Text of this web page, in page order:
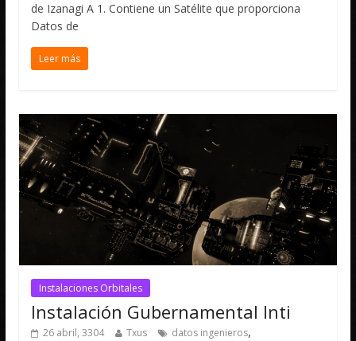
de Izanagi A 1. Contiene un Satélite que proporciona
Datos de
Leer más
Instalaciones Orbitales
Instalación Gubernamental Inti
26 abril, 3304 Txus datos ingenieros,